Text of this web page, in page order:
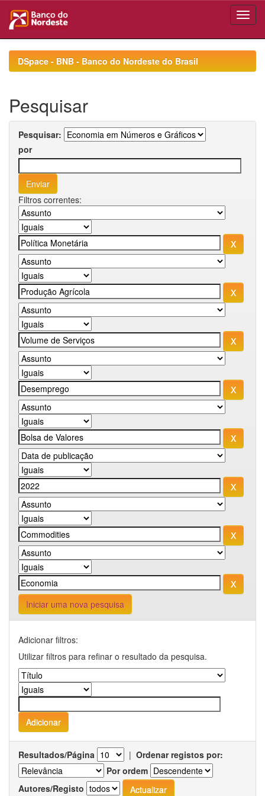
navigationDSpace - BNB - Banco do Nordeste do Brasil
Pesquisar
Pesquisar:
por
Filtros correntes:
Iniciar uma nova pesquisa
Adicionar filtros:
Utilizar filtros para refinar o resultado da pesquisa.
Resultados/Página | Ordenar registos por:
Por ordem
Autores/Registo